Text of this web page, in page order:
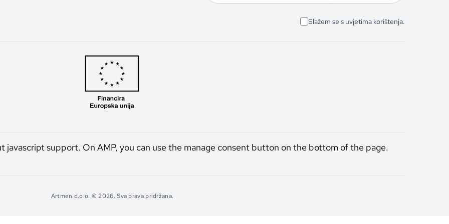
Slažem se s uvjetima korištenja.
javascript support. On AMP, you can use the manage consent button on the bottom of the page.
Artmen d.o.o. © 2026. Sva prava pridržana.